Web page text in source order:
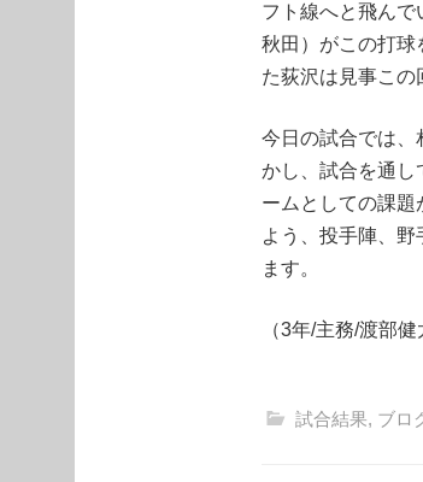
フト線へと飛ん
秋田）がこの打球
た荻沢は見事この
今日の試合では、
かし、試合を通し
ームとしての課題
よう、投手陣、
ます。
（3年/主務/渡部健
試合結果, ブロ